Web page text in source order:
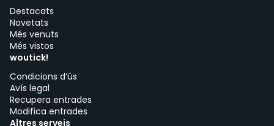
Destacats
Novetats
Més venuts
Més vistos
woutick!
Condicions d’ús
Avís legal
Recupera entrades
Modifica entrades
Altres serveis